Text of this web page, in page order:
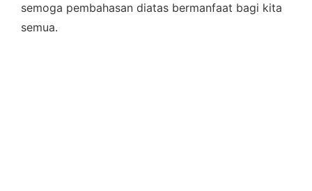
semoga pembahasan diatas bermanfaat bagi kita
semua.